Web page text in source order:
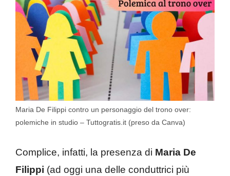
Maria De Filippi contro un personaggio del trono over:
polemiche in studio – Tuttogratis.it (preso da Canva)
Complice, infatti, la presenza di Maria De
Filippi (ad oggi una delle conduttrici più